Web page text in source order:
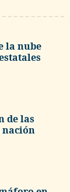
la nube
de las
nación